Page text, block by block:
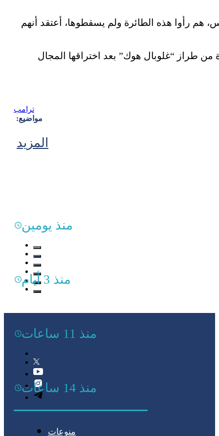
أن هذا الخبر الرئيس، هم رأوا هذه الطائرة ولم يسقطوها، أعتقد أنهم
طراز “غلوبال هوك” بعد اختراقها المجال
ترامب
مواضيع:
المزيد
منذ يومين
منذ 3 أيام
منذ 11 ساعات
منذ 14 ساعات
منوعات